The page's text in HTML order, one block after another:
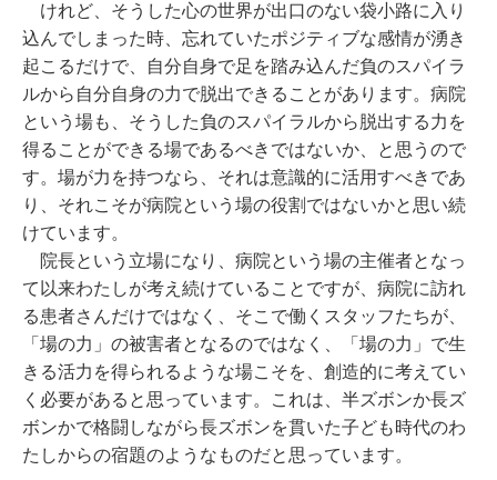
けれど、そうした心の世界が出口のない袋小路に入り
込んでしまった時、忘れていたポジティブな感情が湧き
起こるだけで、自分自身で足を踏み込んだ負のスパイラ
ルから自分自身の力で脱出できることがあります。病院
という場も、そうした負のスパイラルから脱出する力を
得ることができる場であるべきではないか、と思うので
す。場が力を持つなら、それは意識的に活用すべきであ
り、それこそが病院という場の役割ではないかと思い続
けています。
院長という立場になり、病院という場の主催者となっ
て以来わたしが考え続けていることですが、病院に訪れ
る患者さんだけではなく、そこで働くスタッフたちが、
「場の力」の被害者となるのではなく、「場の力」で生
きる活力を得られるような場こそを、創造的に考えてい
く必要があると思っています。これは、半ズボンか長ズ
ボンかで格闘しながら長ズボンを貫いた子ども時代のわ
たしからの宿題のようなものだと思っています。